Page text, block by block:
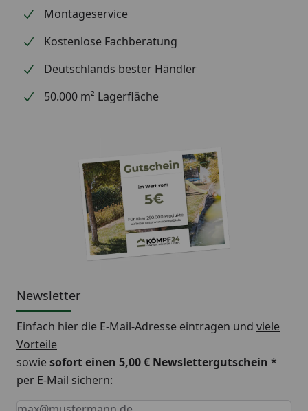
Montageservice
Kostenlose Fachberatung
Deutschlands bester Händler
50.000 m² Lagerfläche
Newsletter
Einfach hier die E-Mail-Adresse eintragen und viele
Vorteile
sowiesofort einen 5,00 € Newslettergutschein *
per E-Mail sichern:
Keine Eingabe erforderlich
Eingabe erforderlich
E-Mail *